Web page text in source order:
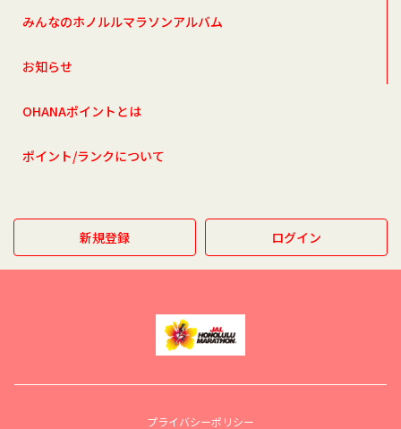
みんなのホノルルマラソンアルバム
お知らせ
OHANAポイントとは
ポイント/ランクについて
新規登録 ログイン
プライバシーポリシー